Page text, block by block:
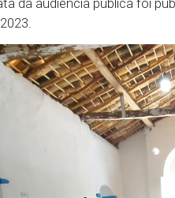
Augusto Paashaus
da PM, Luciana Clara
Mirtes Pedroza
Cultural, Cláudia
ainda, dezenas de
públicos, dentre eles,
(UPE); Instituto
Municipais de